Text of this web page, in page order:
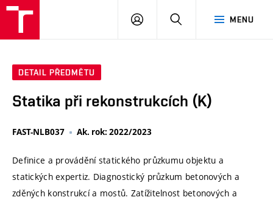
MENU
PŘIHLÁSIT
DETAIL PŘEDMĚTU
Statika při rekonstrukcích (K)
FAST-NLB037 Ak. rok: 2022/2023
Definice a provádění statického průzkumu objektu a
statických expertiz. Diagnostický průzkum betonových a
zděných konstrukcí a mostů. Zatížitelnost betonových a